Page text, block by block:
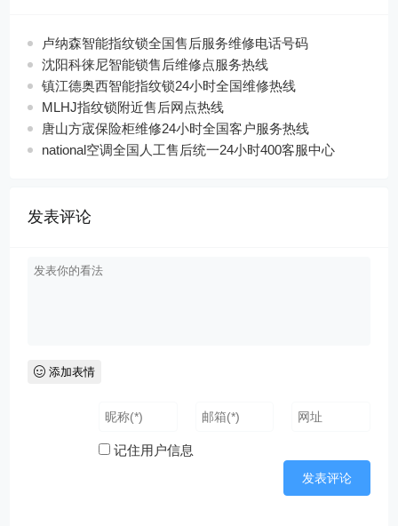
卢纳森智能指纹锁全国售后服务维修电话号码
沈阳科徕尼智能锁售后维修点服务热线
镇江德奥西智能指纹锁24小时全国维修热线
MLHJ指纹锁附近售后网点热线
唐山方宬保险柜维修24小时全国客户服务热线
national空调全国人工售后统一24小时400客服中心
发表评论
添加表情
记住用户信息